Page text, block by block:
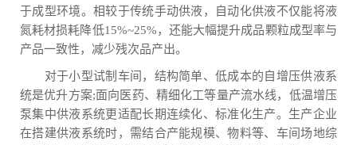
于成型环境。相较于传统手动供液，自动化供液不仅能将液
氮耗材损耗降低15%~25%，还能大幅提升成品颗粒成型率与
产品一致性，减少残次品产出。
对于小型试制车间，结构简单、低成本的自增压供液系
统是优升方案;面向医药、精细化工等量产流水线，低温增压
泵集中供液系统更适配长期连续化、标准化生产。生产企业
在搭建供液系统时，需结合产能规模、物料等、车间场地综